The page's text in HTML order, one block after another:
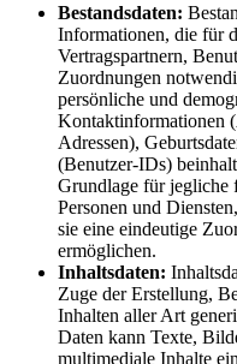
Bestandsdaten:
Informationen, die für
Vertragspartnern,
Zuordnungen
persönliche und
Kontaktinformationen
Adressen),
(Benutzer-IDs)
Grundlage für jegliche
Personen und
sie eine eindeutige
ermöglichen.
Inhaltsdaten:
Zuge der Erstellung,
Inhalten aller Art
Daten kann Texte,
multimediale Inhalte